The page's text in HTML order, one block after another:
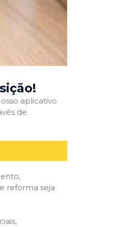
aplicativo
de
reforma seja